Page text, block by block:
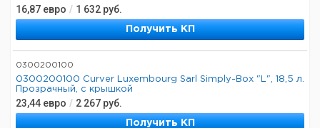
16,87 евро / 1 632 руб.
Получить КП
0300200100
0300200100 Curver Luxembourg Sarl Simply-Box "L", 18,5 л.
Прозрачный, с крышкой
23,44 евро / 2 267 руб.
Получить КП